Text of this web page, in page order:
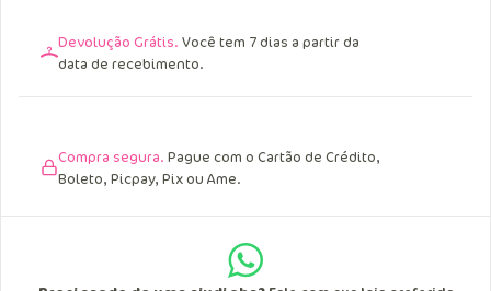
Devolução Grátis. Você tem 7 dias a partir da
data de recebimento.
Compra segura. Pague com o Cartão de Crédito,
Boleto, Picpay, Pix ou Ame.